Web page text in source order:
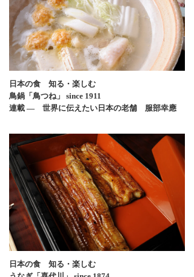
日本の食 知る・楽しむ
鳥鍋「鳥つね」 since 1911
連載 ― 世界に伝えたい日本の老舗 服部幸應
日本の食 知る・楽しむ